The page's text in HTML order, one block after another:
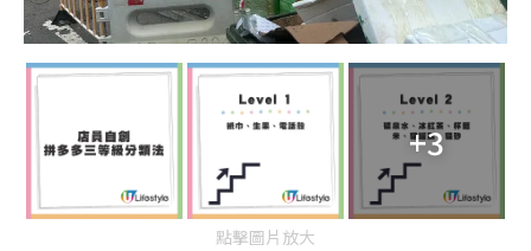
+3
點擊圖片放大